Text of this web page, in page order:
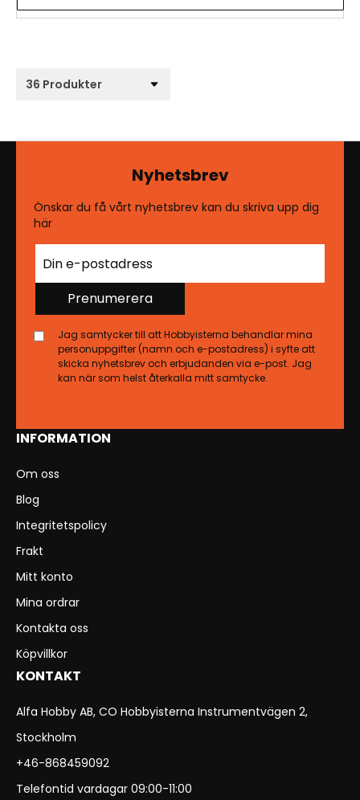
INFORMATION
Om oss
Blog
Integritetspolicy
Frakt
Mitt konto
Mina ordrar
Kontakta oss
Köpvillkor
KONTAKT
Alfa Hobby AB, CO Hobbyisterna Instrumentvägen 2,
Stockholm
+46-868459092
Telefontid vardagar 09:00-11:00
Nyhetsbrev
Önskar du få vårt nyhetsbrev kan du skriva upp dig
här
Prenumerera
Jag samtycker till att Hobbyisterna behandlar mina
personuppgifter (namn och e-postadress) i syfte att
skicka nyhetsbrev och erbjudanden via e-post. Jag
kan när som helst återkalla mitt samtycke.